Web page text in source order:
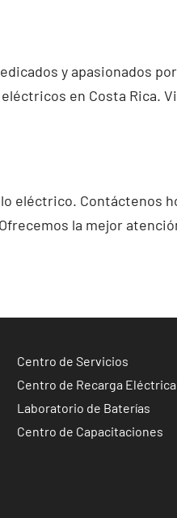
y apasionados
en Costa Rica.
eléctrico. Contáctenos
la mejor
Centro de Servicios
Centro de Recarga Eléctrica
Laboratorio de Baterías
Centro de Capacitaciones